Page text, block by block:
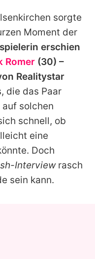
sorgte
Moment der
erschien
Romer (30) –
Realitystar
die das Paar
solchen
schnell, ob
eine
Doch
Interviewrasch
sein kann.